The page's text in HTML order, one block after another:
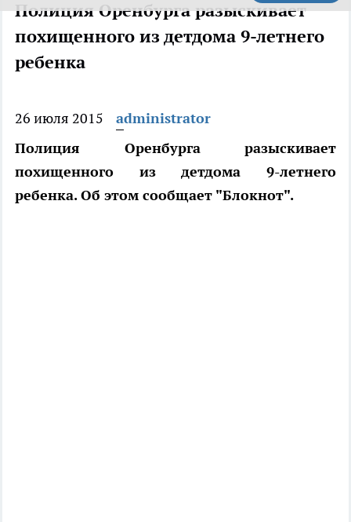
Полиция Оренбурга разыскивает
похищенного из детдома 9-летнего
ребенка
26 июля 2015
administrator
Полиция Оренбурга разыскивает
похищенного из детдома 9-летнего
ребенка. Об этом сообщает "Блокнот".